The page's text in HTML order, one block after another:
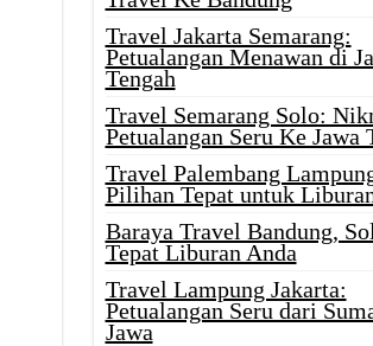
Travel Jakarta Semarang:
Petualangan Menawan di
Tengah
Travel Semarang Solo:
Petualangan Seru Ke Jawa
Travel Palembang
Pilihan Tepat untuk
Baraya Travel Bandung,
Tepat Liburan Anda
Travel Lampung Jakarta:
Petualangan Seru dari
Jawa